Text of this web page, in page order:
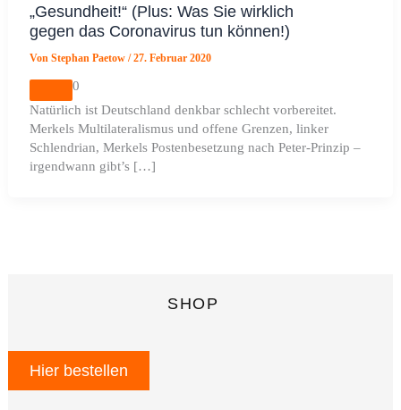
„Gesundheit!“ (Plus: Was Sie wirklich
gegen das Coronavirus tun können!)
VonStephan Paetow/27. Februar 2020
0
Natürlich ist Deutschland denkbar schlecht vorbereitet.
Merkels Multilateralismus und offene Grenzen, linker
Schlendrian, Merkels Postenbesetzung nach Peter-Prinzip –
irgendwann gibt’s […]
SHOP
Hier bestellen